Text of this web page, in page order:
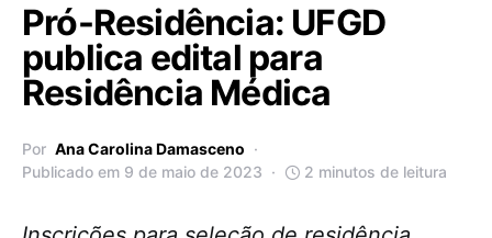
Pró-Residência: UFGD
publica edital para
Residência Médica
Por Ana Carolina Damasceno
Publicado em 9 de maio de 2023
2 minutos de leitura